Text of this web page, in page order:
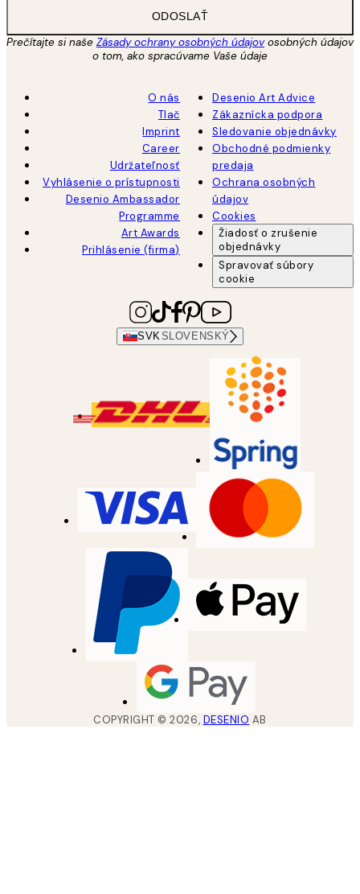
ODOSLAŤ
Prečítajte si naše Zásady ochrany osobných údajovosobných údajov
o tom, ako spracúvame Vaše údaje
O nás
Tlač
Imprint
Career
Udržateľnosť
Vyhlásenie o prístupnosti
Desenio Ambassador
Programme
Art Awards
Prihlásenie (firma)
Desenio Art Advice
Zákaznícka podpora
Sledovanie objednávky
Obchodné podmienky
predaja
Ochrana osobných
údajov
Cookies
Žiadosť o zrušenie
objednávky
Spravovať súbory
cookie
SVKSLOVENSKÝ
COPYRIGHT ©2026, DESENIO AB